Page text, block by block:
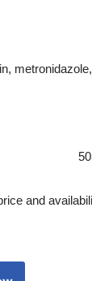
and